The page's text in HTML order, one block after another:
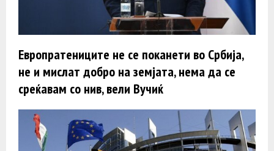
Европратениците не се поканети во Србија,
не и мислат добро на земјата, нема да се
среќавам со нив, вели Вучиќ